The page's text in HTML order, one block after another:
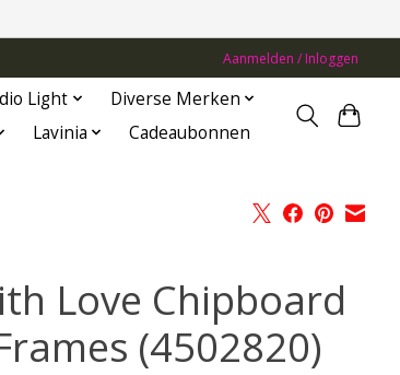
Aanmelden / Inloggen
Light
Diverse Merken
Lavinia Cadeaubonnen
Love Chipboard
(4502820)